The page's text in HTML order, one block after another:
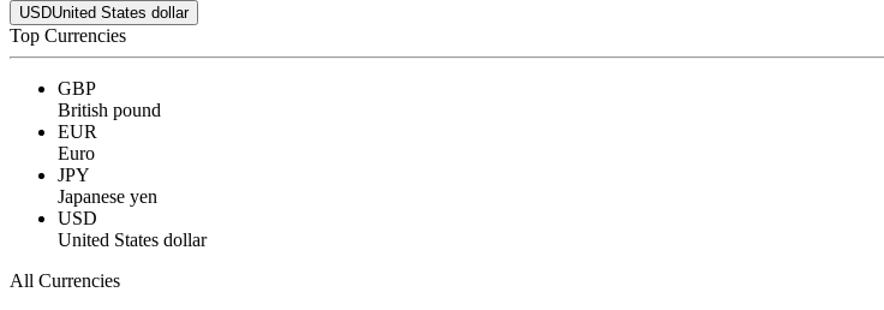
USDUnited States dollar
Top Currencies
GBP
British pound
EUR
Euro
JPY
Japanese yen
USD
United States dollar
All Currencies